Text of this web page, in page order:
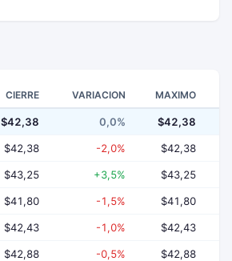
CIERRE VARIACION MAXIMO
$42,38 0,0% $42,38
$42,38 -2,0% $42,38
$43,25 +3,5% $43,25
$41,80 -1,5% $41,80
$42,43 -1,0% $42,43
$42,88 -0,5% $42,88